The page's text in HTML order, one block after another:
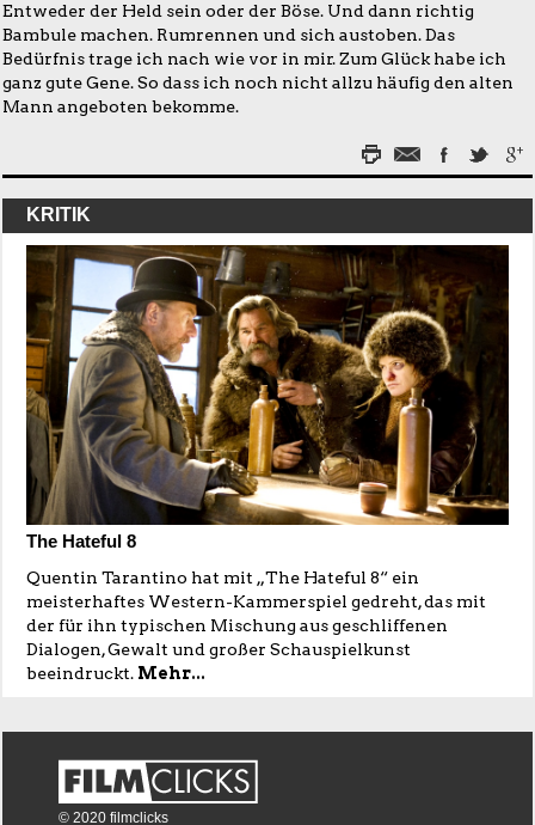
Entweder der Held sein oder der Böse. Und dann richtig
Bambule machen. Rumrennen und sich austoben. Das
Bedürfnis trage ich nach wie vor in mir. Zum Glück habe ich
ganz gute Gene. So dass ich noch nicht allzu häufig den alten
Mann angeboten bekomme.
KRITIK
The Hateful 8
Quentin Tarantino hat mit „The Hateful 8“ ein
meisterhaftes Western-Kammerspiel gedreht, das mit
der für ihn typischen Mischung aus geschliffenen
Dialogen, Gewalt und großer Schauspielkunst
beeindruckt. Mehr...
© 2020 filmclicks